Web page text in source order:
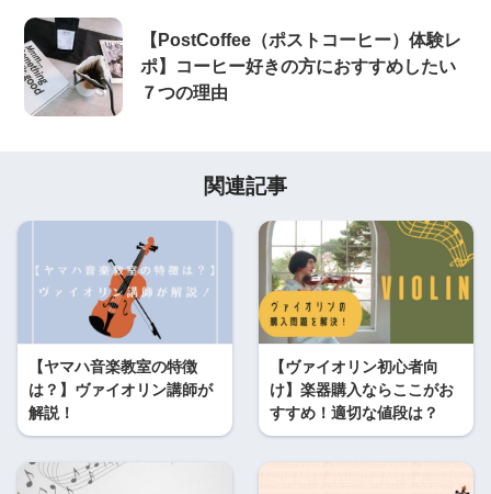
【PostCoffee（ポストコーヒー）体験レ
ポ】コーヒー好きの方におすすめしたい
７つの理由
関連記事
【ヤマハ音楽教室の特徴
は？】ヴァイオリン講師が
解説！
【ヴァイオリン初心者向
け】楽器購入ならここがお
すすめ！適切な値段は？